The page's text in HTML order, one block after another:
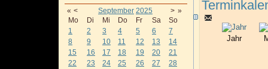
« < September 2025 > »
Mo
Di Mi Do Fr Sa
So
1
2 3 4 5 6
7
8
9 10 11 12 13
14
15
16 17 18 19 20
21
22
23 24 25 26 27
28
Jahr